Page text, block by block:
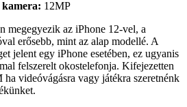
12MP
megegyezik az iPhone 12-vel, a
erősebb, mint az alap modellé. A
jelent egy iPhone esetében, ez ugyanis
felszerelt okostelefonja. Kifejezetten
videóvágásra vagy játékra szeretnénk